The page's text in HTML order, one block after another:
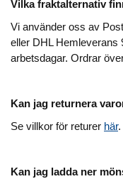
Vilka fraktalternativ
Vi använder oss av
eller DHL Hemleverans
arbetsdagar. Ordrar
Kan jag returnera
Se villkor för returer här.
Kan jag ladda ner